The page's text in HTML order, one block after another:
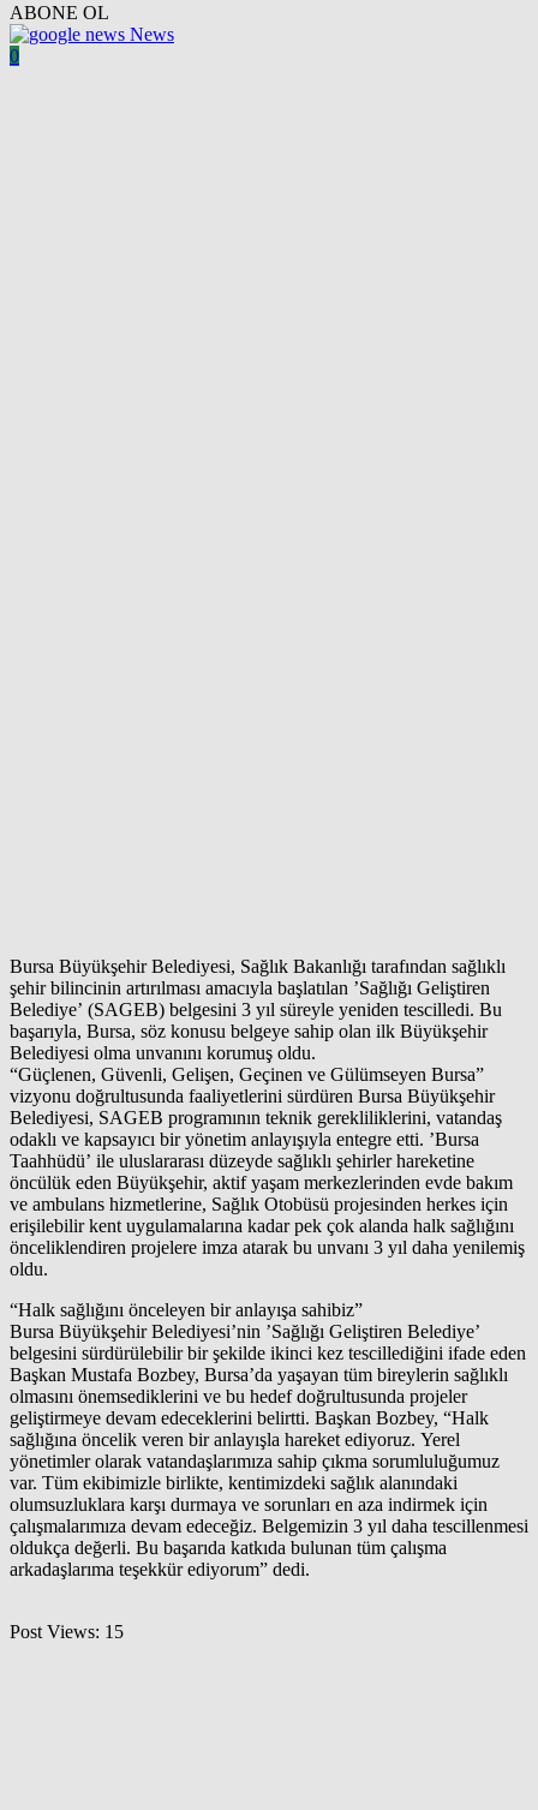
ABONE OL
News
0
Bursa Büyükşehir Belediyesi, Sağlık Bakanlığı tarafından sağlıklı
şehir bilincinin artırılması amacıyla başlatılan ’Sağlığı Geliştiren
Belediye’ (SAGEB) belgesini 3 yıl süreyle yeniden tescilledi. Bu
başarıyla, Bursa, söz konusu belgeye sahip olan ilk Büyükşehir
Belediyesi olma unvanını korumuş oldu.
“Güçlenen, Güvenli, Gelişen, Geçinen ve Gülümseyen Bursa”
vizyonu doğrultusunda faaliyetlerini sürdüren Bursa Büyükşehir
Belediyesi, SAGEB programının teknik gerekliliklerini, vatandaş
odaklı ve kapsayıcı bir yönetim anlayışıyla entegre etti. ’Bursa
Taahhüdü’ ile uluslararası düzeyde sağlıklı şehirler hareketine
öncülük eden Büyükşehir, aktif yaşam merkezlerinden evde bakım
ve ambulans hizmetlerine, Sağlık Otobüsü projesinden herkes için
erişilebilir kent uygulamalarına kadar pek çok alanda halk sağlığını
önceliklendiren projelere imza atarak bu unvanı 3 yıl daha yenilemiş
oldu.
“Halk sağlığını önceleyen bir anlayışa sahibiz”
Bursa Büyükşehir Belediyesi’nin ’Sağlığı Geliştiren Belediye’
belgesini sürdürülebilir bir şekilde ikinci kez tescillediğini ifade eden
Başkan Mustafa Bozbey, Bursa’da yaşayan tüm bireylerin sağlıklı
olmasını önemsediklerini ve bu hedef doğrultusunda projeler
geliştirmeye devam edeceklerini belirtti. Başkan Bozbey, “Halk
sağlığına öncelik veren bir anlayışla hareket ediyoruz. Yerel
yönetimler olarak vatandaşlarımıza sahip çıkma sorumluluğumuz
var. Tüm ekibimizle birlikte, kentimizdeki sağlık alanındaki
olumsuzluklara karşı durmaya ve sorunları en aza indirmek için
çalışmalarımıza devam edeceğiz. Belgemizin 3 yıl daha tescillenmesi
oldukça değerli. Bu başarıda katkıda bulunan tüm çalışma
arkadaşlarıma teşekkür ediyorum” dedi.
Post Views: 15